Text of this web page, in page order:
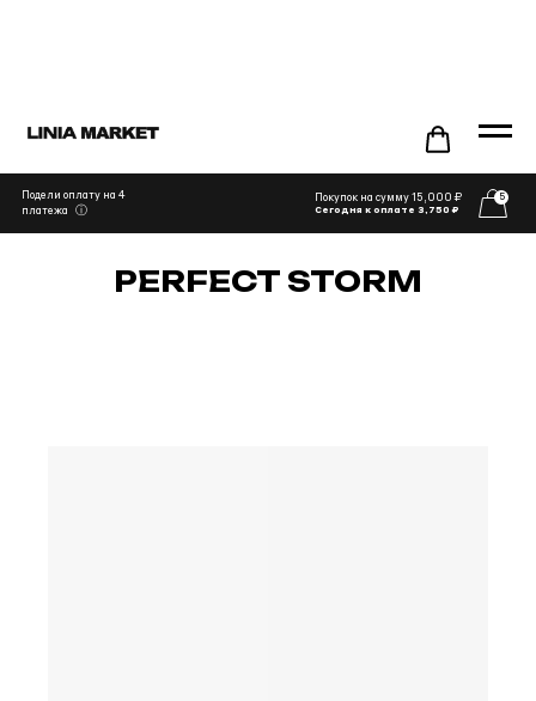
Подели оплату на 4
платежа
ⓘ
Покупок на сумму 15,000 ₽
Сегодня к оплате 3,750 ₽
5
PERFECT STORM